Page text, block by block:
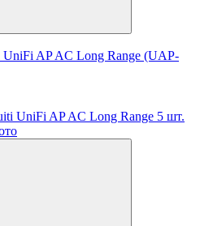
UniFi AP AC Long Range (UAP-